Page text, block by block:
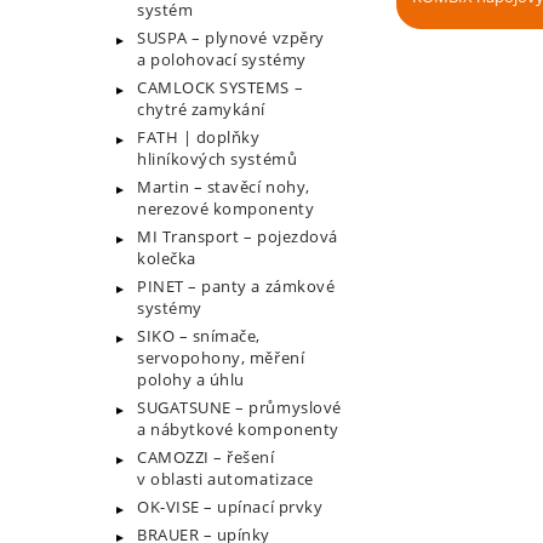
systém
SUSPA – plynové vzpěry
a polohovací systémy
CAMLOCK SYSTEMS –
chytré zamykání
FATH | doplňky
hliníkových systémů
Martin – stavěcí nohy,
nerezové komponenty
MI Transport – pojezdová
kolečka
PINET – panty a zámkové
systémy
SIKO – snímače,
servopohony, měření
polohy a úhlu
SUGATSUNE – průmyslové
a nábytkové komponenty
CAMOZZI – řešení
v oblasti automatizace
OK-VISE – upínací prvky
BRAUER – upínky